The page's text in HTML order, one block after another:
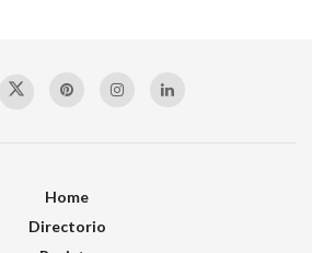
Home
Directorio